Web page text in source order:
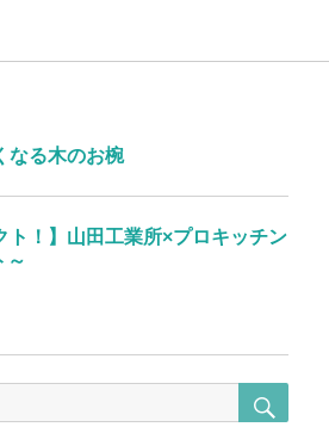
なる木のお椀
ト！】山田工業所×プロキッチン
～
索